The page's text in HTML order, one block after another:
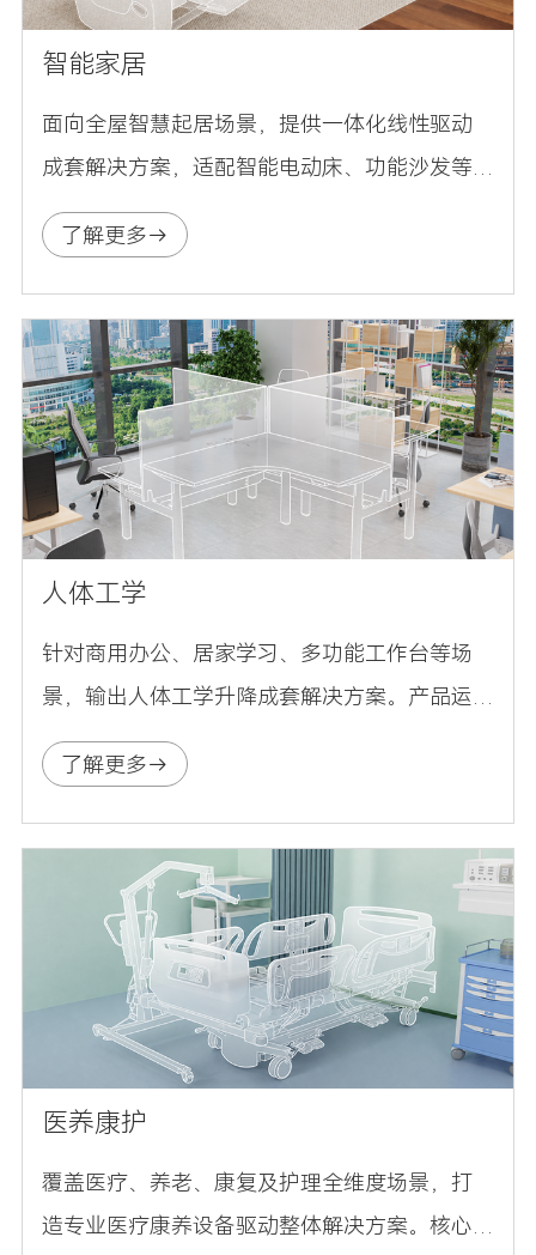
智能家居
面向全屋智慧起居场景，提供一体化线性驱动
成套解决方案，适配智能电动床、功能沙发等
家居设备。方案支持蓝牙、语音及APP远程交
互，可接入主流智能生态，为终端用户构建舒
适便捷的居家体验。
了解更多
人体工学
针对商用办公、居家学习、多功能工作台等场
景，输出人体工学升降成套解决方案。产品运
行顺滑、低噪且承重稳定，支持坐站交替的健
康办公模式，可配合客户需求定制控制逻辑，
适配现代办公空间多样化的升降场景。
了解更多
医养康护
覆盖医疗、养老、康复及护理全维度场景，打
造专业医疗康养设备驱动整体解决方案。核心